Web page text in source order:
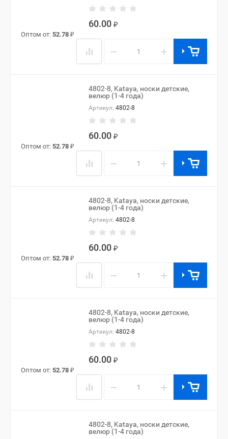
60.00 ₽
Оптом от: 52.78 ₽
− +
4802-8, Kataya, носки детские,
велюр (1-4 года)
Артикул: 4802-8
60.00 ₽
Оптом от: 52.78 ₽
− +
4802-8, Kataya, носки детские,
велюр (1-4 года)
Артикул: 4802-8
60.00 ₽
Оптом от: 52.78 ₽
− +
4802-8, Kataya, носки детские,
велюр (1-4 года)
Артикул: 4802-8
60.00 ₽
Оптом от: 52.78 ₽
− +
4802-8, Kataya, носки детские,
велюр (1-4 года)